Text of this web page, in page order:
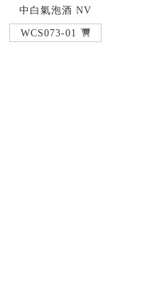
中白氣泡酒 NV
WCS073-01